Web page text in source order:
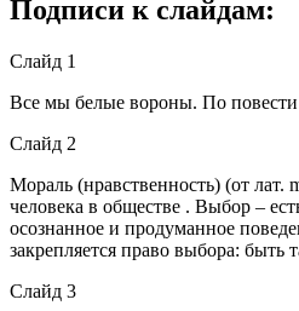
Подписи к слайдам:
Слайд 1
Все мы белые вороны. По повести
Слайд 2
Мораль (нравственность) (от
человека в обществе . Выбор –
осознанное и продуманное
закрепляется право выбора:
Слайд 3